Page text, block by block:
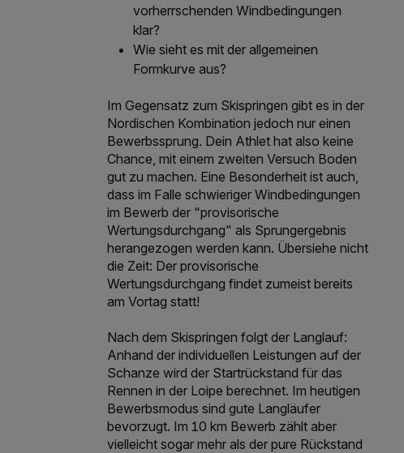
vorherrschenden Windbedingungen
klar?
Wie sieht es mit der allgemeinen
Formkurve aus?
Im Gegensatz zum Skispringen gibt es in der
Nordischen Kombination jedoch nur einen
Bewerbssprung. Dein Athlet hat also keine
Chance, mit einem zweiten Versuch Boden
gut zu machen. Eine Besonderheit ist auch,
dass im Falle schwieriger Windbedingungen
im Bewerb der "provisorische
Wertungsdurchgang" als Sprungergebnis
herangezogen werden kann. Übersiehe nicht
die Zeit: Der provisorische
Wertungsdurchgang findet zumeist bereits
am Vortag statt!
Nach dem Skispringen folgt der Langlauf:
Anhand der individuellen Leistungen auf der
Schanze wird der Startrückstand für das
Rennen in der Loipe berechnet. Im heutigen
Bewerbsmodus sind gute Langläufer
bevorzugt. Im 10 km Bewerb zählt aber
vielleicht sogar mehr als der pure Rückstand